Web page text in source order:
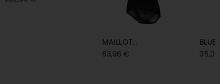
MAILLOT...
63,96 €